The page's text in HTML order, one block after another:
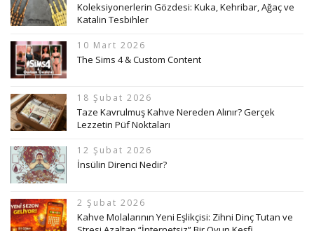
Koleksiyonerlerin Gözdesi: Kuka, Kehribar, Ağaç ve
Katalin Tesbihler
10 Mart 2026
The Sims 4 & Custom Content
18 Şubat 2026
Taze Kavrulmuş Kahve Nereden Alınır? Gerçek
Lezzetin Püf Noktaları
12 Şubat 2026
İnsülin Direnci Nedir?
2 Şubat 2026
Kahve Molalarının Yeni Eşlikçisi: Zihni Dinç Tutan ve